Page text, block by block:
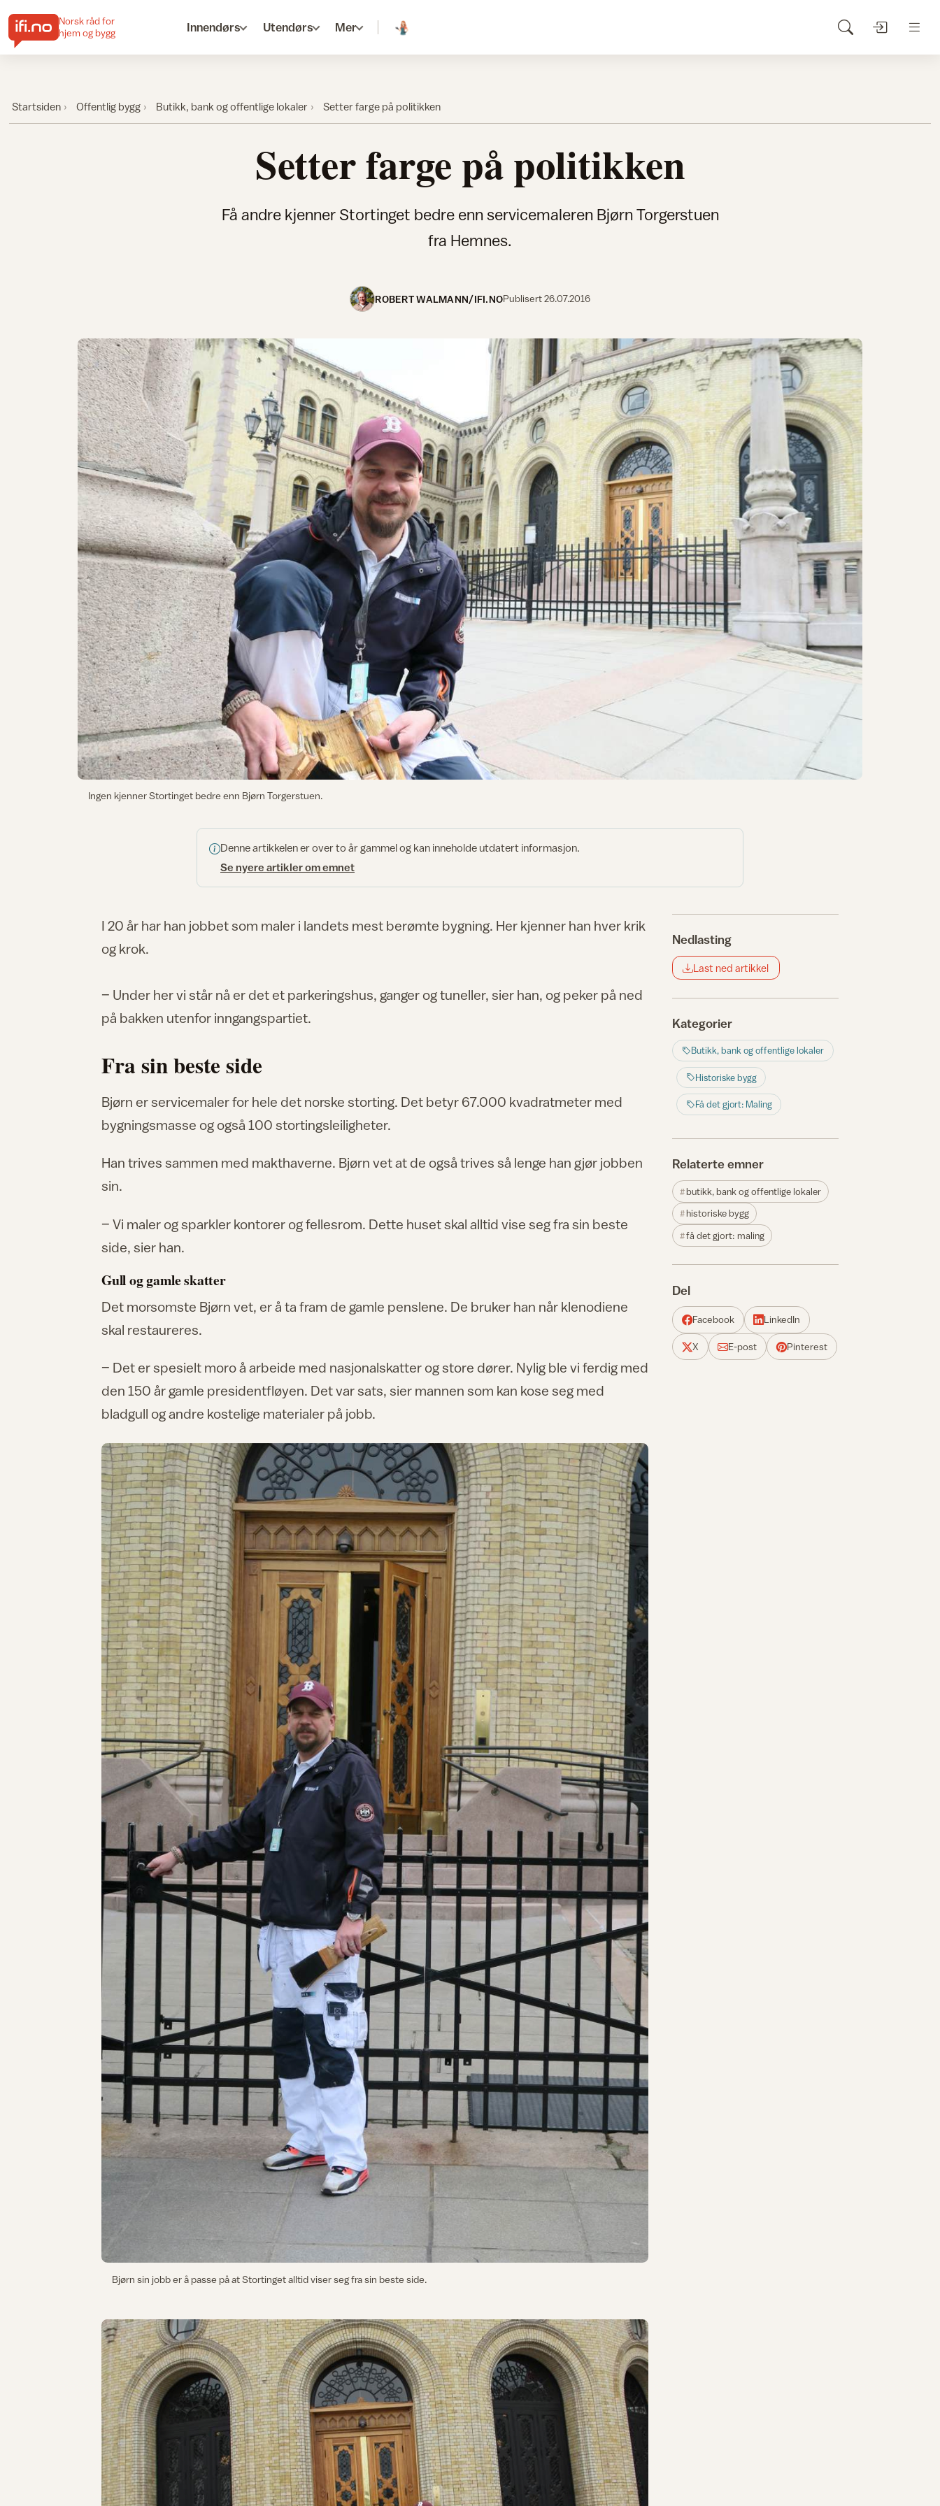
Norsk råd for
hjem og bygg
Innendørs Utendørs Mer
Startsiden Offentlig bygg Butikk, bank og offentlige lokaler Setter farge på politikken
Setter farge på politikken
Få andre kjenner Stortinget bedre enn servicemaleren Bjørn Torgerstuen
fra Hemnes.
ROBERT WALMANN/IFI.NOPublisert26.07.2016
Ingen kjenner Stortinget bedre enn Bjørn Torgerstuen.
Denne artikkelen er over to år gammel og kan inneholde utdatert informasjon.
Se nyere artikler om emnet
I 20 år har han jobbet som maler i landets mest berømte bygning. Her kjenner han hver krik
og krok.
– Under her vi står nå er det et parkeringshus, ganger og tuneller, sier han, og peker på ned
på bakken utenfor inngangspartiet.
Fra sin beste side
Bjørn er servicemaler for hele det norske storting. Det betyr 67.000 kvadratmeter med
bygningsmasse og også 100 stortingsleiligheter.
Han trives sammen med makthaverne. Bjørn vet at de også trives så lenge han gjør jobben
sin.
– Vi maler og sparkler kontorer og fellesrom. Dette huset skal alltid vise seg fra sin beste
side, sier han.
Gull og gamle skatter
Det morsomste Bjørn vet, er å ta fram de gamle penslene. De bruker han når klenodiene
skal restaureres.
– Det er spesielt moro å arbeide med nasjonalskatter og store dører. Nylig ble vi ferdig med
den 150 år gamle presidentfløyen. Det var sats, sier mannen som kan kose seg med
bladgull og andre kostelige materialer på jobb.
Bjørn sin jobb er å passe på at Stortinget alltid viser seg fra sin beste side.
Nedlasting
Last ned artikkel
Kategorier
Butikk, bank og offentlige lokaler
Historiske bygg
Få det gjort: Maling
Relaterte emner
butikk, bank og offentlige lokaler
historiske bygg
få det gjort: maling
Del
Facebook LinkedIn
X E-post Pinterest